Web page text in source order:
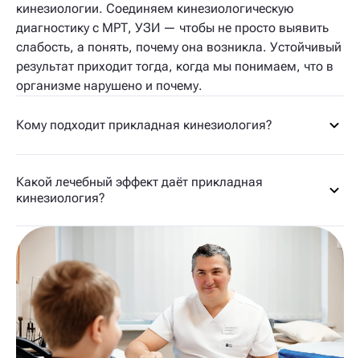
кинезиологии. Соединяем кинезиологическую
диагностику с МРТ, УЗИ — чтобы не просто выявить
слабость, а понять, почему она возникла. Устойчивый
результат приходит тогда, когда мы понимаем, что в
организме нарушено и почему.
Кому подходит прикладная кинезиология?
Какой лечебный эффект даёт прикладная
кинезиология?